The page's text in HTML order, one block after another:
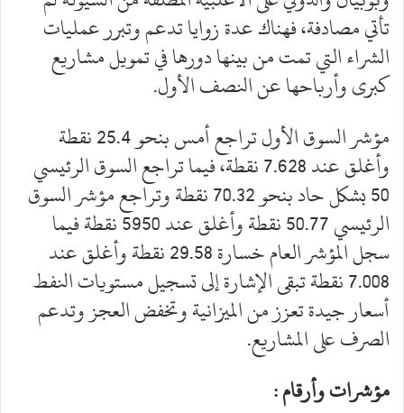
تأتي مصادفة، فهناك عدة زوايا تدعم وتبرر عمليات
الشراء التي تمت من بينها دورها في تمويل مشاريع
كبرى وأرباحها عن النصف الأول.
مؤشر السوق الأول تراجع أمس بنحو 25.4 نقطة
وأغلق عند 7.628 نقطة، فيما تراجع السوق الرئيسي
50 بشكل حاد بنحو 70.32 نقطة وتراجع مؤشر السوق
الرئيسي 50.77 نقطة وأغلق عند 5950 نقطة فيما
سجل المؤشر العام خسارة 29.58 نقطة وأغلق عند
7.008 نقطة تبقى الإشارة إلى تسجيل مستويات النفط
أسعار جيدة تعزز من الميزانية وتخفض العجز وتدعم
الصرف على المشاريع.
مؤشرات وأرقام :